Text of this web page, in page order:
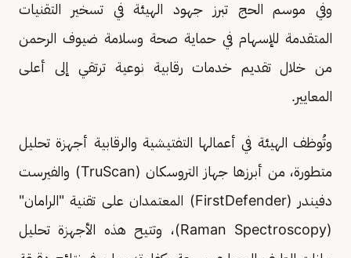
وفي موسم الحج تبرز جهود الهيئة في تسخير التقنيات
المتقدمة للإسهام في حماية صحة وسلامة ضيوف الرحمن
من خلال تقديم خدمات رقابية نوعية ترتقي إلى أعلى
المعايير.
وتُوظف الهيئة في أعمالها التفتيشية والرقابية أجهزة تحليل
متطورة، من أبرزها جهاز التروسكان (TruScan) والفيرست
دفيندر (FirstDefender) المعتمدان على تقنية "الرامان"
(Raman Spectroscopy)، وتتيح هذه الأجهزة تحليل